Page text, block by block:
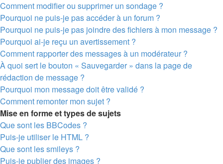
Comment modifier ou supprimer un sondage ?
Pourquoi ne puis-je pas accéder à un forum ?
Pourquoi ne puis-je pas joindre des fichiers à mon message ?
Pourquoi ai-je reçu un avertissement ?
Comment rapporter des messages à un modérateur ?
À quoi sert le bouton « Sauvegarder » dans la page de
rédaction de message ?
Pourquoi mon message doit être validé ?
Comment remonter mon sujet ?
Mise en forme et types de sujets
Que sont les BBCodes ?
Puis-je utiliser le HTML ?
Que sont les smileys ?
Puis-je publier des images ?